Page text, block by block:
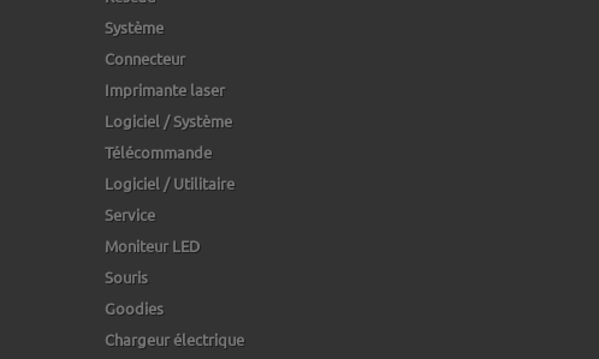
Système
Connecteur
Imprimante laser
Logiciel / Système
Télécommande
Logiciel / Utilitaire
Service
Moniteur LED
Souris
Goodies
Chargeur électrique